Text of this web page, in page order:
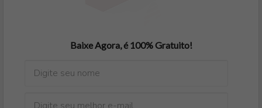
Baixe Agora, é 100% Gratuito!